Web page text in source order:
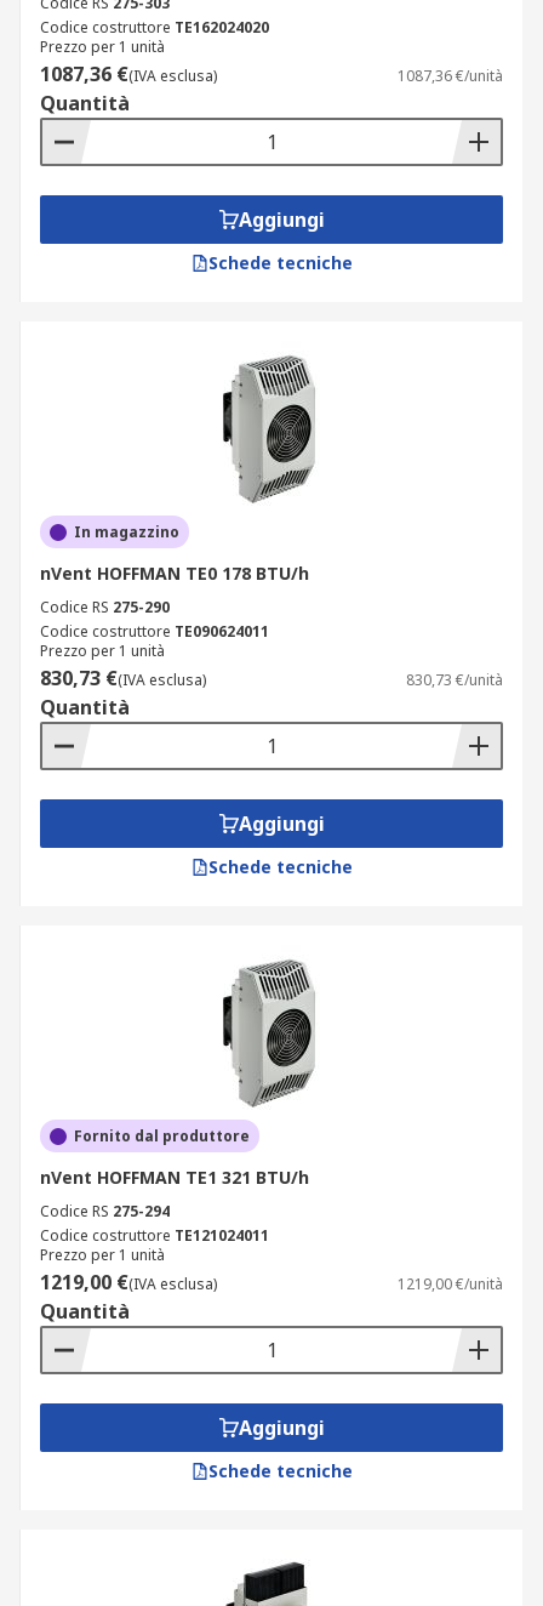
Codice costruttore TE162024020
Prezzo per 1 unità
1087,36 €(IVA esclusa) 1087,36 €/unità
Quantità
Aggiungi
Schede tecniche
In magazzino
nVent HOFFMAN TE0 178 BTU/h
Codice RS 275-290
Codice costruttore TE090624011
Prezzo per 1 unità
830,73 €(IVA esclusa) 830,73 €/unità
Quantità
Aggiungi
Schede tecniche
Fornito dal produttore
nVent HOFFMAN TE1 321 BTU/h
Codice RS 275-294
Codice costruttore TE121024011
Prezzo per 1 unità
1219,00 €(IVA esclusa) 1219,00 €/unità
Quantità
Aggiungi
Schede tecniche